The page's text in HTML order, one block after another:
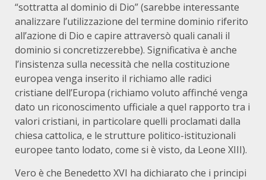
“sottratta al dominio di Dio” (sarebbe interessante
analizzare l’utilizzazione del termine dominio riferito
all’azione di Dio e capire attraversò quali canali il
dominio si concretizzerebbe). Significativa è anche
l’insistenza sulla necessità che nella costituzione
europea venga inserito il richiamo alle radici
cristiane dell’Europa (richiamo voluto affinché venga
dato un riconoscimento ufficiale a quel rapporto tra i
valori cristiani, in particolare quelli proclamati dalla
chiesa cattolica, e le strutture politico-istituzionali
europee tanto lodato, come si è visto, da Leone XIII).
Vero è che Benedetto XVI ha dichiarato che i principi